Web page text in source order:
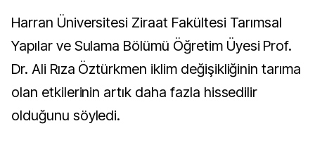
Harran Üniversitesi Ziraat Fakültesi Tarımsal
Yapılar ve Sulama Bölümü Öğretim Üyesi Prof.
Dr. Ali Rıza Öztürkmen iklim değişikliğinin tarıma
olan etkilerinin artık daha fazla hissedilir
olduğunu söyledi.